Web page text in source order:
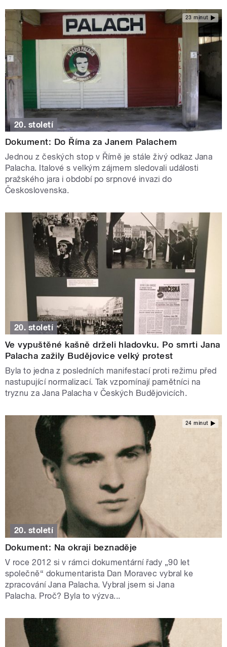
23 minut
20. století
Dokument: Do Říma za Janem Palachem
Jednou z českých stop v Římě je stále živý odkaz Jana
Palacha. Italové s velkým zájmem sledovali události
pražského jara i období po srpnové invazi do
Československa.
20. století
Ve vypuštěné kašně drželi hladovku. Po smrti Jana
Palacha zažily Budějovice velký protest
Byla to jedna z posledních manifestací proti režimu před
nastupující normalizací. Tak vzpomínají pamětníci na
tryznu za Jana Palacha v Českých Budějovicích.
24 minut
20. století
Dokument: Na okraji beznaděje
V roce 2012 si v rámci dokumentární řady „90 let
společně“ dokumentarista Dan Moravec vybral ke
zpracování Jana Palacha. Vybral jsem si Jana
Palacha. Proč? Byla to výzva...